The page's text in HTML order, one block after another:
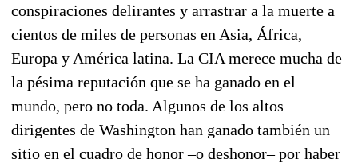
conspiraciones delirantes y arrastrar a la muerte a
cientos de miles de personas en Asia, África,
Europa y América latina. La CIA merece mucha de
la pésima reputación que se ha ganado en el
mundo, pero no toda. Algunos de los altos
dirigentes de Washington han ganado también un
sitio en el cuadro de honor –o deshonor– por haber